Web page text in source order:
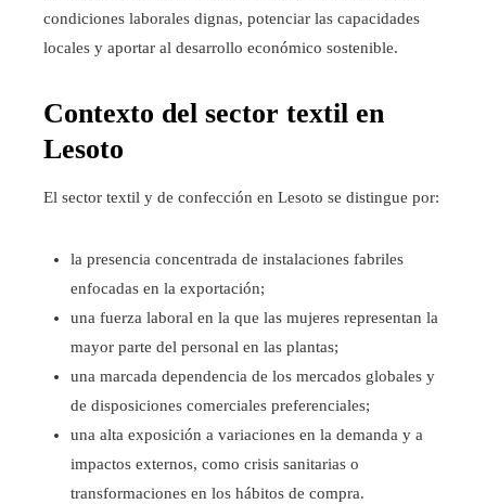
condiciones laborales dignas, potenciar las capacidades
locales y aportar al desarrollo económico sostenible.
Contexto del sector textil en
Lesoto
El sector textil y de confección en Lesoto se distingue por:
la presencia concentrada de instalaciones fabriles
enfocadas en la exportación;
una fuerza laboral en la que las mujeres representan la
mayor parte del personal en las plantas;
una marcada dependencia de los mercados globales y
de disposiciones comerciales preferenciales;
una alta exposición a variaciones en la demanda y a
impactos externos, como crisis sanitarias o
transformaciones en los hábitos de compra.